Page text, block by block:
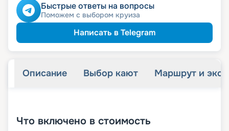
Быстрые ответы на вопросы
Поможем с выбором круиза
Написать в Telegram
Описание Выбор кают Маршрут и
Что включено в стоимость